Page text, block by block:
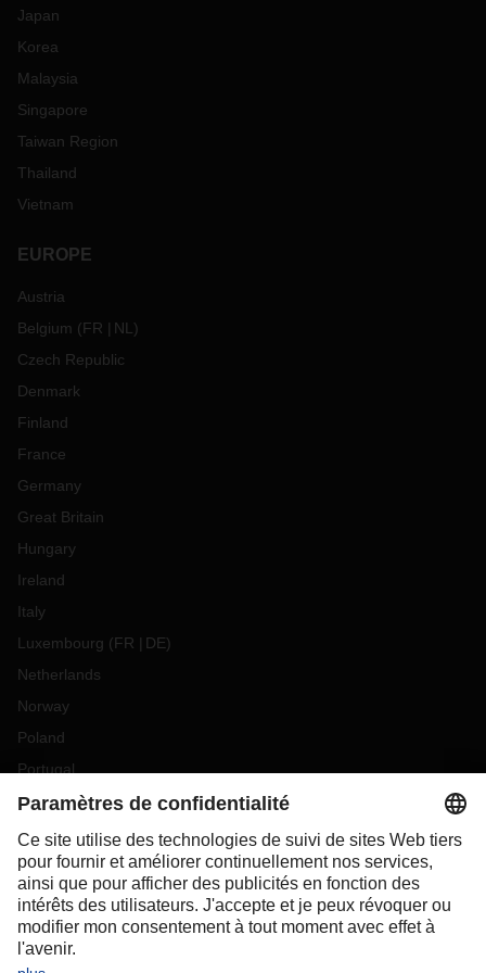
Fret ferroviaire:
départs à destination et en provenance de Chine;
certaines plates-formes ferroviaires (par exemple Wuhan,
Les terminaux ferroviaires sont opérationnels, à
l'exception de Wuhan (station Wujiashan 吴家山 站);
La douane est opérationnelle, à l'exception de Wuhan;
les autorités locales appliquent une politique de contrôle
Le service LTL n'est pas disponible car la plupart des
parcs logistiques / centres de distribution sont fermés;
Le service FTL est disponible de façon ad hoc.
Chez DACHSER, nous avons mis en place des mesures
d'urgence et nous vous proposerons les meilleures solutions
chaîne d'approvisionnement au cas où un envoi serait
affecté.
Nous tiendrons nos clients informés des dernières
votre représentant DACHSER local.
Japan
Korea
Malaysia
Singapore
Taiwan Region
Thailand
Vietnam
EUROPE
Austria
Belgium (FR NL )
Czech Republic
Denmark
Finland
France
Germany
Great Britain
Hungary
Ireland
Italy
Luxembourg (FR DE)
Netherlands
Norway
Poland
Portugal
Romania
Slovakia
Spain
Sweden
Switzerland(DE FR)
Turkey